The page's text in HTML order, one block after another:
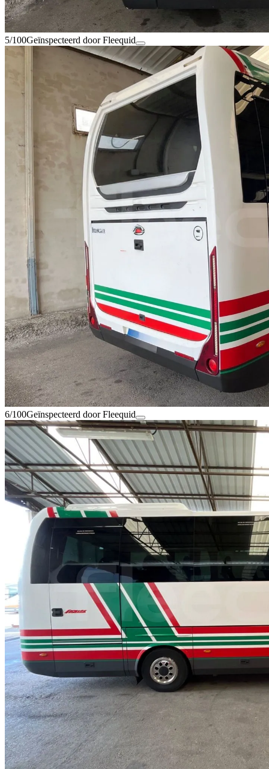
5/100Geïnspecteerd door Fleequid
6/100Geïnspecteerd door Fleequid